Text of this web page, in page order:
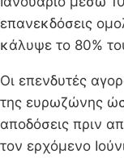
επανεκδόσεις
κάλυψε το 80%
Οι επενδυτές
της ευρωζώνης
αποδόσεις πριν
τον ερχόμενο